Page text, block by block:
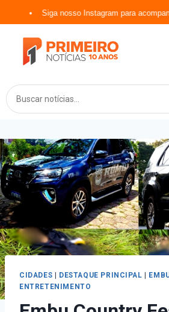
Siga nosso Instagram para
CIDADES DESTAQUE PRINCIPAL
ENTRETENIMENTO